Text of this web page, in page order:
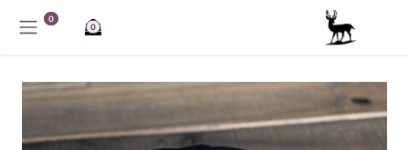
تخطي للذهاب إلى المحتوى
0
0